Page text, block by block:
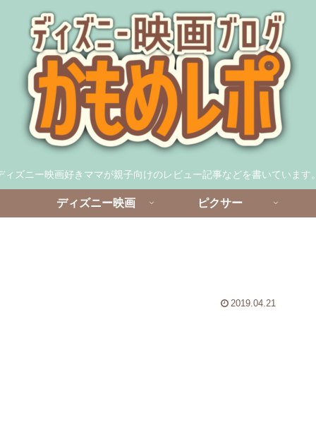
ィズニー映画好きママが親子向けのレビュー記事などを書いています。
ディズニー映画 ピクサー
2019.04.21